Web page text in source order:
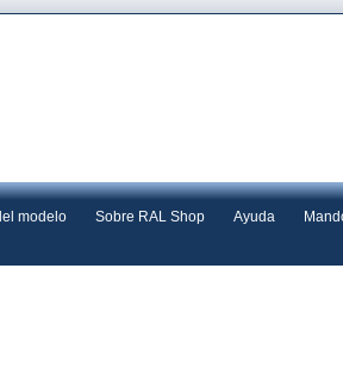
modelo Sobre RAL Shop Ayuda